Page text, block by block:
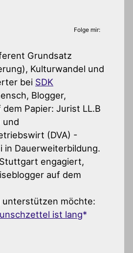
Folge mir:
Grundsatz
Kulturwandel und
bei SDK
Blogger,
Papier: Jurist LL.B
und
(DVA) -
in Dauerweiterbildung.
engagiert,
auf dem
unterstützen möchte:
ist lang